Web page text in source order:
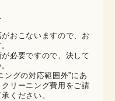
おこないますので、お
必要ですので、決して
ングの対応範囲外”にあ
リーニング費用をご請
ください。